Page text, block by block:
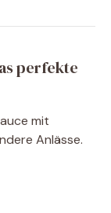
perfekte
mit
Anlässe.